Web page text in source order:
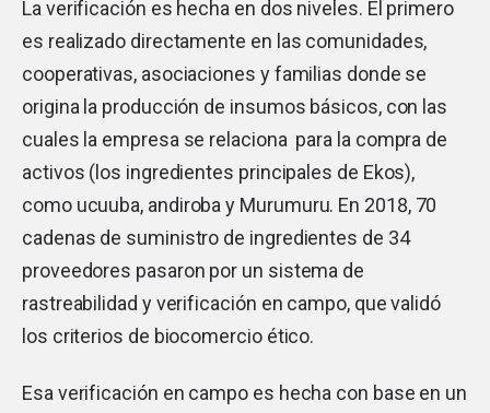
La verificación es hecha en dos niveles. El primero
es realizado directamente en las comunidades,
cooperativas, asociaciones y familias donde se
origina la producción de insumos básicos, con las
cuales la empresa se relaciona para la compra de
activos (los ingredientes principales de Ekos),
como ucuuba, andiroba y Murumuru. En 2018, 70
cadenas de suministro de ingredientes de 34
proveedores pasaron por un sistema de
rastreabilidad y verificación en campo, que validó
los criterios de biocomercio ético.
Esa verificación en campo es hecha con base en un